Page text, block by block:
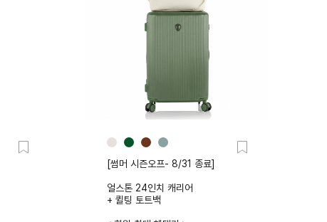
[썸머 시즌오프- 8/31 종료]
얼스톤 24인치 캐리어
+ 퀼팅 토트백